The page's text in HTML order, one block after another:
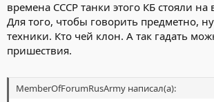
времена СССР танки этого КБ стояли
Для того, чтобы говорить предметно,
техники. Кто чей клон. А так гадать
пришествия.
MemberOfForumRusArmy написал(а):